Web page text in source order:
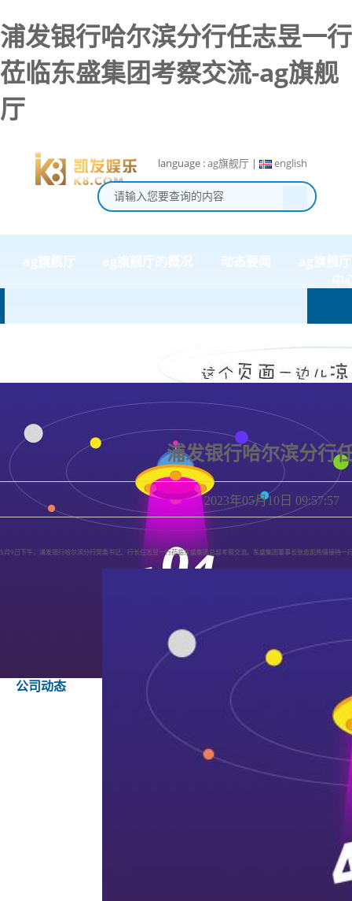
浦发银行哈尔滨分行任志昱一行
莅临东盛集团考察交流-ag旗舰
厅
language :ag旗舰厅 | english
ag旗舰厅 ag旗舰厅的概况 动态要闻
ag旗舰
中
公司动态
浦发银行哈尔滨分行
2023年05月10日
5月9日下午，浦发银行哈尔滨分行党委书记、行长任志昱一行莅临东盛集团总部考察交流。东盛集团董事长张忠凯热情接待一